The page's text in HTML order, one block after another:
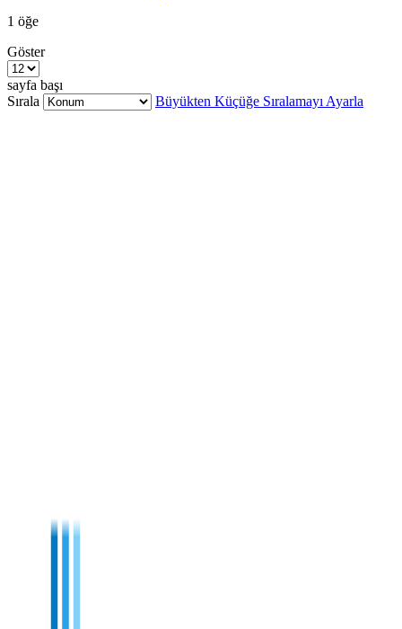
1 öğe
Göster
sayfa başı
Sırala
Büyükten Küçüğe Sıralamayı Ayarla